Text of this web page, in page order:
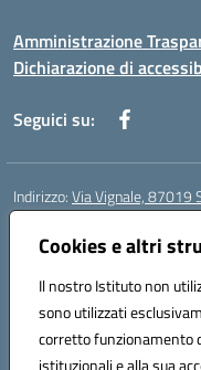
Cookies e altri
Il nostro Istituto non
sono utilizzati
corretto funzionamento
istituzionali e alla sua
Amministrazione
Dichiarazione di
Seguici su:
Indirizzo:Via Vignale, 87019
Centralino:
Posta elettronica certificata
Codice fiscale:
Codice meccanografico:
Codice Indice delle
Codice unico di fatturazione